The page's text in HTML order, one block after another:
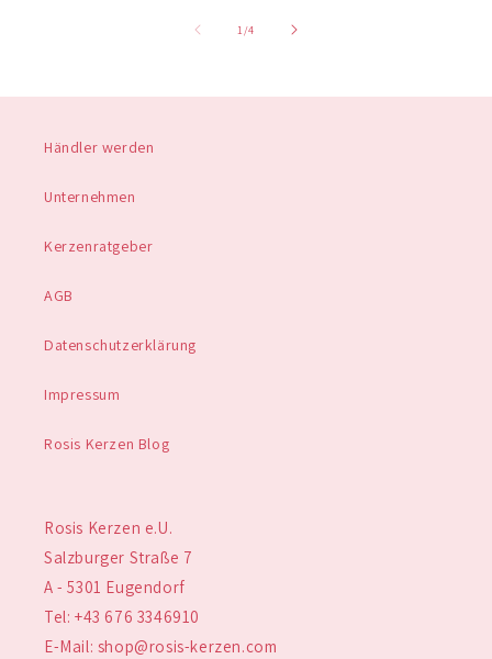
1 /von
4
Händler werden
Unternehmen
Kerzenratgeber
AGB
Datenschutzerklärung
Impressum
Rosis Kerzen Blog
Rosis Kerzen e.U.
Salzburger Straße 7
A - 5301 Eugendorf
Tel: +43 676 3346910
E-Mail: shop@rosis-kerzen.com